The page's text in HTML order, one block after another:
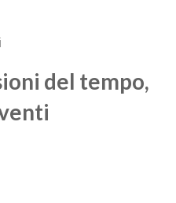
del tempo,